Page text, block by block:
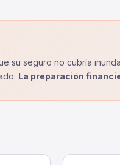
su seguro no cubría
La preparación